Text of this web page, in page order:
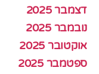
דצמבר 2025
נובמבר 2025
אוקטובר 2025
ספטמבר 2025